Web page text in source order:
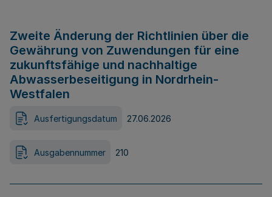
Zweite Änderung der Richtlinien über die
Gewährung von Zuwendungen für eine
zukunftsfähige und nachhaltige
Abwasserbeseitigung in Nordrhein-
Westfalen
Ausfertigungsdatum 27.06.2026
Ausgabennummer 210